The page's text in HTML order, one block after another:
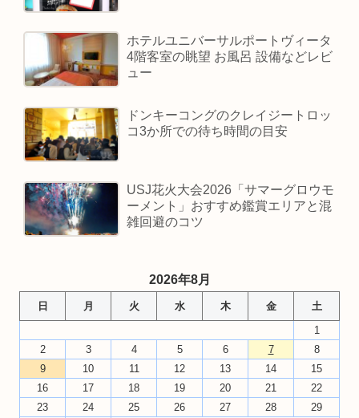
ホテルユニバーサルポートヴィータ
4階客室の眺望 お風呂 設備などレビ
ュー
ドンキーコングのクレイジートロッ
コ3か所での待ち時間の目安
USJ花火大会2026「サマーグロウモ
ーメント」おすすめ鑑賞エリアと混
雑回避のコツ
2026年8月
日 月 火 水 木 金
土
1
2
3 4 5 6 7
8
9
10 11 12 13 14
15
16
17 18 19 20 21
22
23
24 25 26 27 28
29